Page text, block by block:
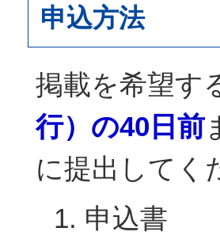
申込方法
掲載を希望す
行）の40日前
に提出してく
申込書